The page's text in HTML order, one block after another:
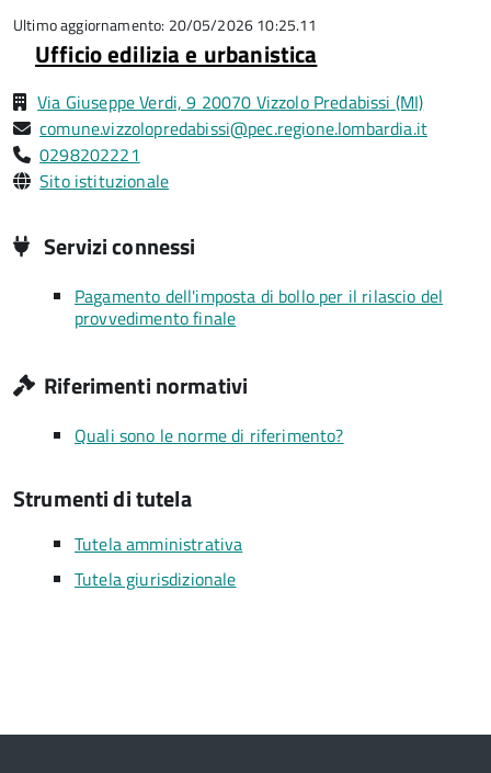
5
Ultimo aggiornamento: 20/05/2026 10:25.11
Ufficio edilizia e urbanistica
Via Giuseppe Verdi, 9 20070 Vizzolo Predabissi (MI)
comune.vizzolopredabissi@pec.regione.lombardia.it
0298202221
Sito istituzionale
Servizi connessi
Pagamento dell'imposta di bollo per il rilascio del
provvedimento finale
Riferimenti normativi
Quali sono le norme di riferimento?
Strumenti di tutela
Tutela amministrativa
Tutela giurisdizionale